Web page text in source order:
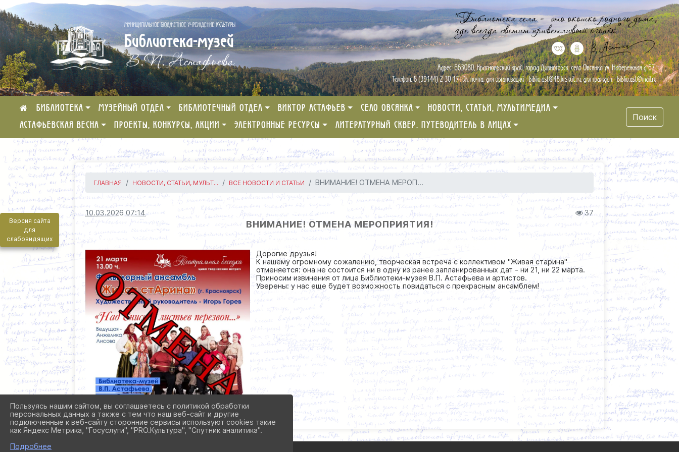
Версия сайта
для
слабовидящих
БИБЛИОТЕКА МУЗЕЙНЫЙ ОТДЕЛ БИБЛИОТЕЧНЫЙ ОТДЕЛ ВИКТОР АСТАФЬЕВ СЕЛО ОВСЯНКА НОВОСТИ, СТАТЬИ, МУЛЬТИМЕДИА
АСТАФЬЕВСКАЯ ВЕСНА ПРОЕКТЫ, КОНКУРСЫ, АКЦИИ ЭЛЕКТРОННЫЕ РЕСУРСЫ ЛИТЕРАТУРНЫЙ СКВЕР. ПУТЕВОДИТЕЛЬ В ЛИЦАХ
Поиск
ГЛАВНАЯ НОВОСТИ, СТАТЬИ, МУЛЬТ... ВСЕ НОВОСТИ И СТАТЬИ ВНИМАНИЕ! ОТМЕНА МЕРОП...
10.03.2026 07:14 37
ВНИМАНИЕ! ОТМЕНА МЕРОПРИЯТИЯ!
Дорогие друзья!
К нашему огромному сожалению, творческая встреча с коллективом "Живая старина"
отменяется: она не состоится ни в одну из ранее запланированных дат - ни 21, ни 22 марта.
Приносим извинения от лица Библиотеки-музея В.П. Астафьева и артистов.
Уверены: у нас еще будет возможность повидаться с прекрасным ансамблем!
Пользуясь нашим сайтом, вы соглашаетесь с политикой обработки
персональных данных а также с тем что наш веб-сайт и другие
подключенные к веб-сайту сторонние сервисы используют cookies такие
как Яндекс Метрика, "Госуслуги", "PRO.Культура", "Спутник аналитика".
Подробнее